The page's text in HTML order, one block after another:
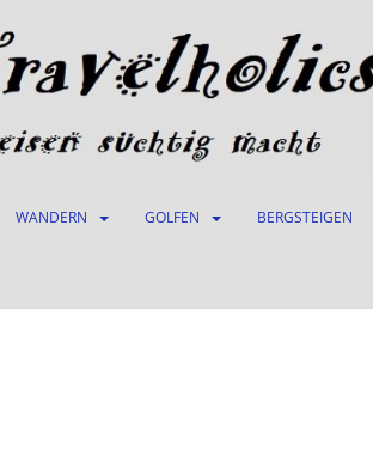
WANDERN GOLFEN BERGSTEIGEN